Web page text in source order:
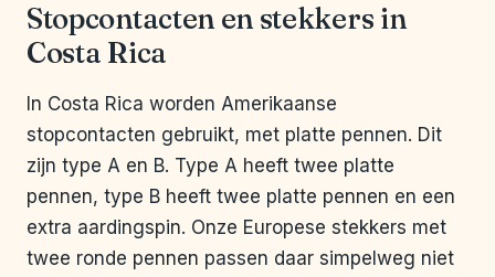
Stopcontacten en stekkers in
Costa Rica
In Costa Rica worden Amerikaanse
stopcontacten gebruikt, met platte pennen. Dit
zijn type A en B. Type A heeft twee platte
pennen, type B heeft twee platte pennen en een
extra aardingspin. Onze Europese stekkers met
twee ronde pennen passen daar simpelweg niet